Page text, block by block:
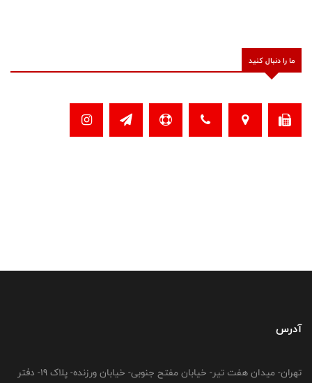
ما را دنبال کنید
آدرس
تهران- میدان هفت تیر- خیابان مفتح جنوبی- خیابان ورزنده- پلاک 19- دفتر